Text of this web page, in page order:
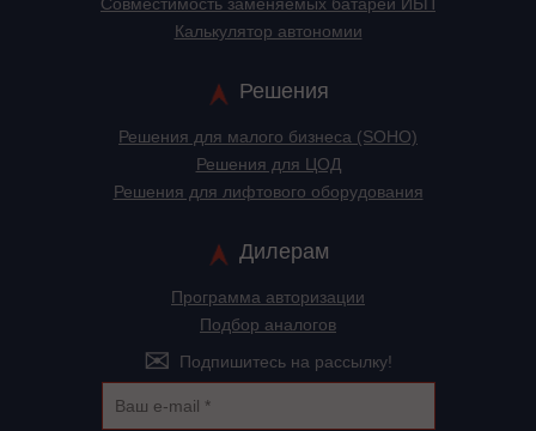
Калькулятор автономии
Решения
Решения для малого бизнеса (SOHO)
Решения для ЦОД
Решения для лифтового оборудования
Дилерам
Программа авторизации
Подбор аналогов
Подпишитесь на рассылку!